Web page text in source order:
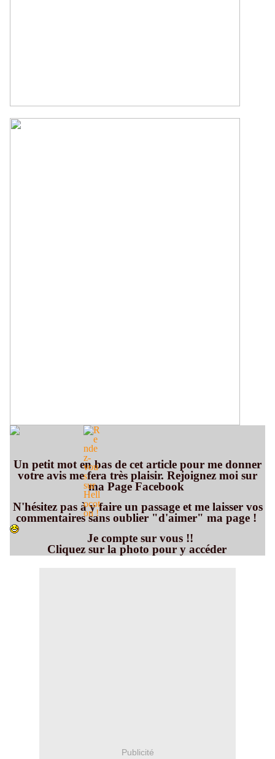
Un petit mot en bas de cet article pour me donner
votre avis me fera très plaisir. Rejoignez moi sur
ma Page Facebook
N'hésitez pas à y faire un passage et me laisser vos
commentaires sans oublier "d'aimer" ma page !
Je compte sur vous !!
Cliquez sur la photo pour y accéder
Publicité